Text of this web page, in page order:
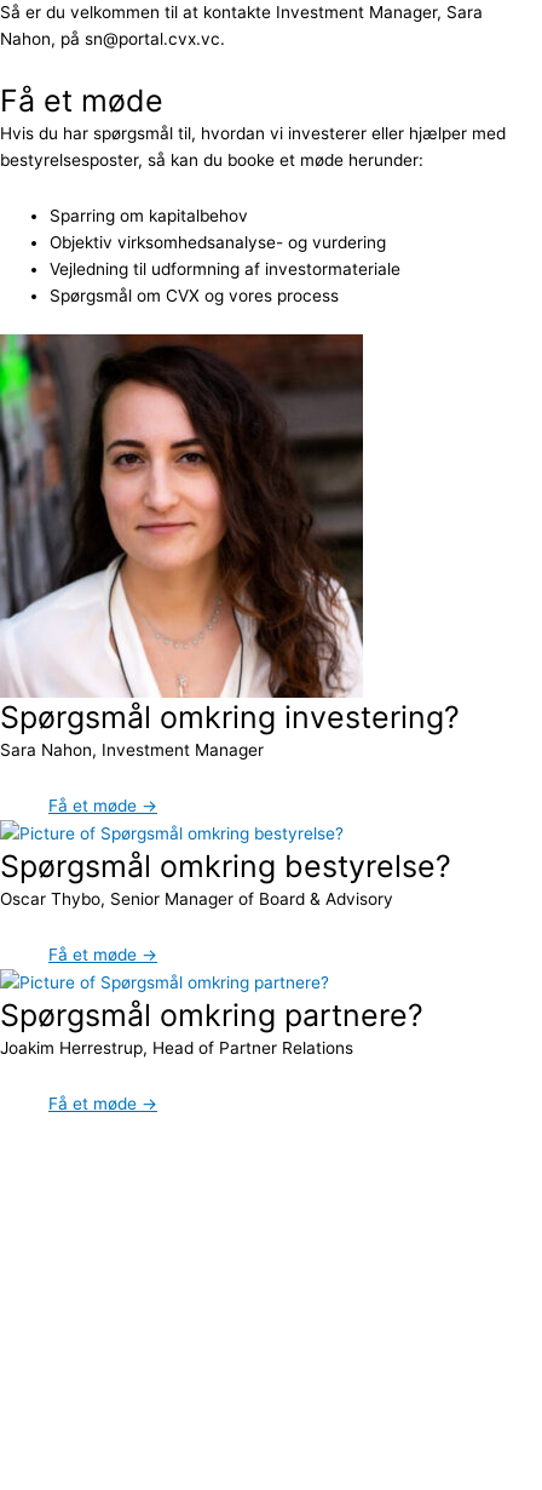
Så er du velkommen til at kontakte Investment Manager, Sara
Nahon, på sn@portal.cvx.vc.
Få et møde
Hvis du har spørgsmål til, hvordan vi investerer eller hjælper med
bestyrelsesposter, så kan du booke et møde herunder:
Sparring om kapitalbehov
Objektiv virksomhedsanalyse- og vurdering
Vejledning til udformning af investormateriale
Spørgsmål om CVX og vores process
Spørgsmål omkring investering?
Sara Nahon, Investment Manager
Få et møde →
Spørgsmål omkring bestyrelse?
Oscar Thybo, Senior Manager of Board & Advisory
Få et møde →
Spørgsmål omkring partnere?
Joakim Herrestrup, Head of Partner Relations
Få et møde →